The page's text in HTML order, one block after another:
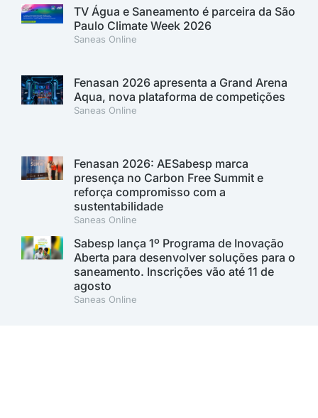
TV Água e Saneamento é parceira da São
Paulo Climate Week 2026
Saneas Online
Fenasan 2026 apresenta a Grand Arena
Aqua, nova plataforma de competições
Saneas Online
Fenasan 2026: AESabesp marca
presença no Carbon Free Summit e
reforça compromisso com a
sustentabilidade
Saneas Online
Sabesp lança 1º Programa de Inovação
Aberta para desenvolver soluções para o
saneamento. Inscrições vão até 11 de
agosto
Saneas Online